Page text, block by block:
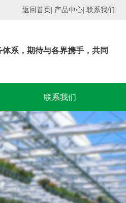
返回首页 | 产品中心 | 联系我们
系，期待与各界携手，共同
联系我们